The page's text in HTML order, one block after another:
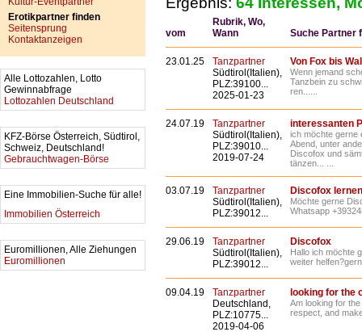
Erotikpartner finden
Seitensprung
Kontaktanzeigen
Alle Lottozahlen, Lotto
Gewinnabfrage
Lottozahlen Deutschland
KFZ-Börse Österreich, Südtirol,
Schweiz, Deutschland!
Gebrauchtwagen-Börse
Eine Immobilien-Suche für alle!
Immobilien Österreich
Euromillionen, Alle Ziehungen
Euromillionen
vom
Rubrik, Wo,
Wann
Suche Partner
23.01.25
Tanzpartner
Südtirol(Italien),
PLZ:39100...
2025-01-23
Von Fox bis
Wenn jemand
Tanzbein zu
ren......
24.07.19
Tanzpartner
Südtirol(Italien),
PLZ:39010...
2019-07-24
interessanten
ich möchte gerne
Abend, unter
Discofox und
tänzen... ...
03.07.19
Tanzpartner
Südtirol(Italien),
PLZ:39012...
Discofox lernen
Möchte gerne
Whatsapp
29.06.19
Tanzpartner
Südtirol(Italien),
PLZ:39012...
Discofox
Hallo ich möchte
weiter
09.04.19
Tanzpartner
Deutschland,
PLZ:10775...
2019-04-06
looking for the
Am looking for
respect, and